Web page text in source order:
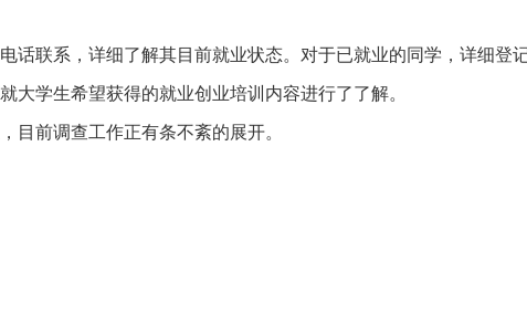
联系，详细了解其目前就业状态。对于已就业的同学，详细登
大学生希望获得的就业创业培训内容进行了了解。
前调查工作正有条不紊的展开。